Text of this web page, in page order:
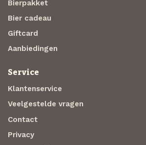
Bierpakket
Bier cadeau
Giftcard
Aanbiedingen
Service
Klantenservice
Veelgestelde vragen
Contact
Privacy